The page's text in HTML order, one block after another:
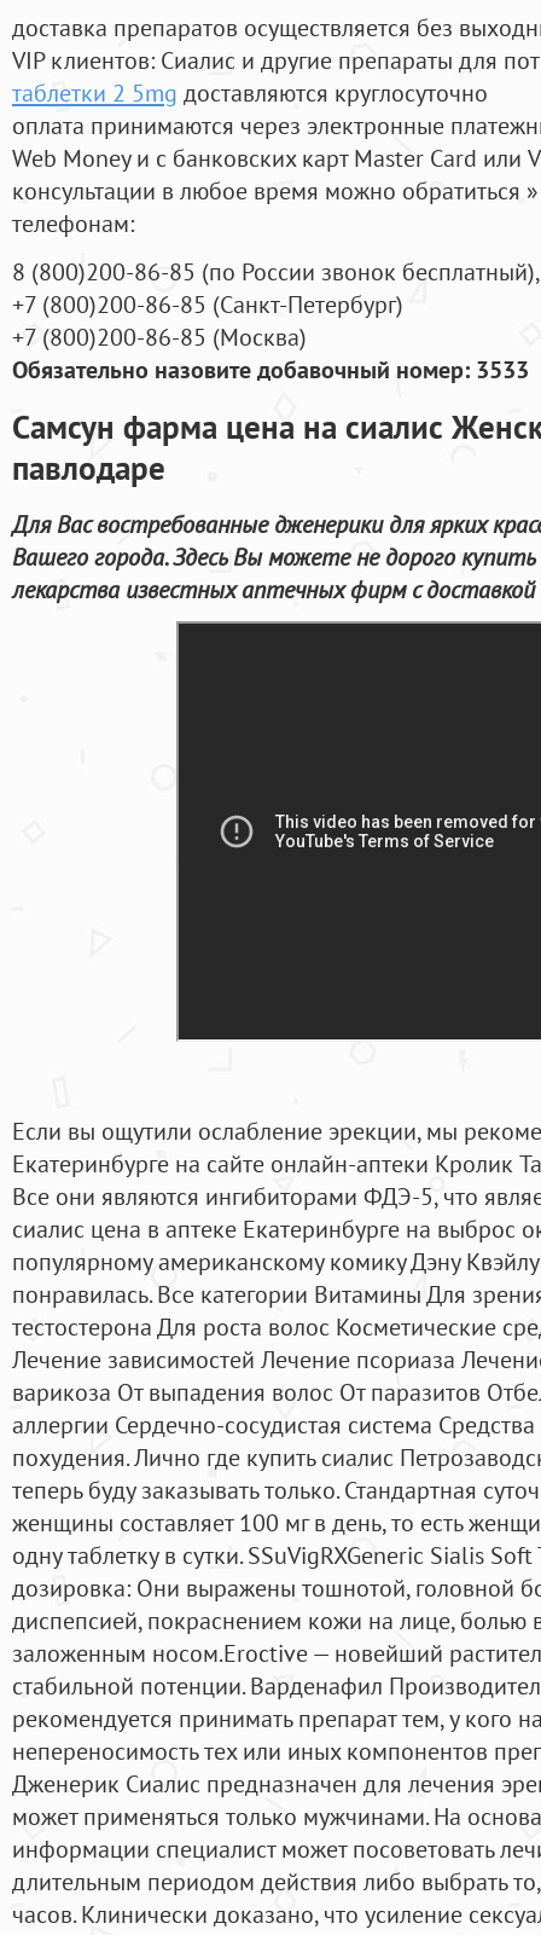
доставка препаратов осуществляется без
VIP клиентов: Сиалис и другие препараты для
таблетки 2 5mg доставляются круглосуточно
оплата принимаются через электронные
Web Money и с банковских карт Master Card или
консультации в любое время можно обратиться
телефонам:
8 (800)200-86-85 (по России звонок бесплатный),
+7 (800)200-86-85 (Санкт-Петербург)
+7 (800)200-86-85 (Москва)
Обязательно назовите добавочный номер: 3533
Самсун фарма цена на сиалис
павлодаре
Для Вас востребованные дженерики для ярких
Вашего города. Здесь Вы можете не дорого
лекарства известных аптечных фирм с
Если вы ощутили ослабление эрекции, мы
Екатеринбурге на сайте онлайн-аптеки Кролик
Все они являются ингибиторами ФДЭ-5, что
сиалис цена в аптеке Екатеринбурге на выброс
популярному американскому комику Дэну
понравилась. Все категории Витамины Для
тестостерона Для роста волос Косметические
Лечение зависимостей Лечение псориаза
варикоза От выпадения волос От паразитов
аллергии Сердечно-сосудистая система
похудения. Лично где купить сиалис
теперь буду заказывать только. Стандартная
женщины составляет 100 мг в день, то есть
одну таблетку в сутки. SSuVigRXGeneric Sialis
дозировка: Они выражены тошнотой, головной
диспепсией, покраснением кожи на лице, болью
заложенным носом.Eroctive — новейший
стабильной потенции. Варденафил
рекомендуется принимать препарат тем, у кого
непереносимость тех или иных компонентов
Дженерик Сиалис предназначен для лечения
может применяться только мужчинами. На
информации специалист может посоветовать
длительным периодом действия либо выбрать
часов. Клинически доказано, что усиление